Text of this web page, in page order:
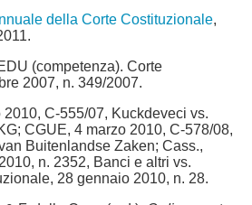
della Corte Costituzionale,
(competenza). Corte
2007, n. 349/2007.
C-555/07, Kuckdeveci vs.
CGUE, 4 marzo 2010, C-578/08,
Buitenlandse Zaken; Cass.,
n. 2352, Banci e altri vs.
28 gennaio 2010, n. 28.